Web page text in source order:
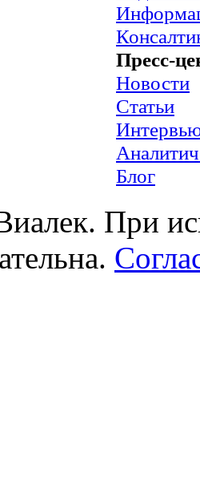
Пресс-
Новости
Статьи
Блог
При